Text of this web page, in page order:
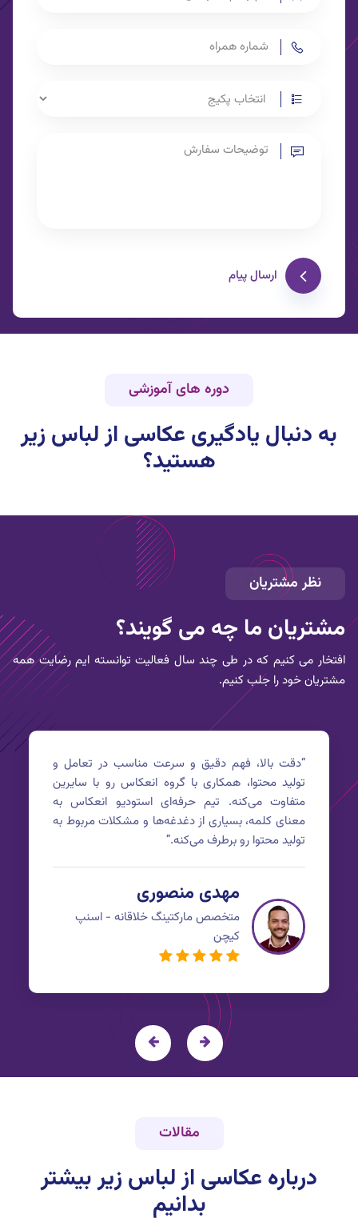
ارسال پیام
دوره های آموزشی
به دنبال یادگیری عکاسی از لباس زیر
هستید؟
“دقت بالا، فهم دقیق و سرعت مناسب در تعامل و
تولید محتوا، همکاری با گروه انعکاس رو با سایرین
متفاوت می‌کنه. تیم حرفه‌ای استودیو انعکاس به
معنای کلمه، بسیاری از دغدغه‌ها و مشکلات مربوط به
تولید محتوا رو برطرف می‌کنه.”
مهدی منصوری
متخصص مارکتینگ خلاقانه - اسنپ
کیچن
نظر مشتریان
مشتریان ما چه می گویند؟
افتخار می کنیم که در طی چند سال فعالیت توانسته ایم رضایت همه
مشتریان خود را جلب کنیم.
مقالات
درباره عکاسی از لباس زیربیشتر
بدانیم